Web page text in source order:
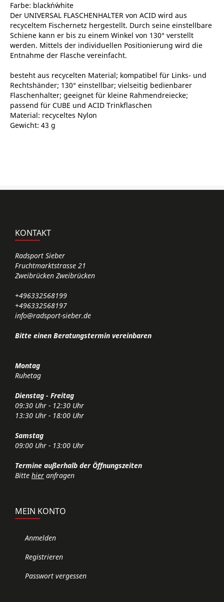
Farbe: black´n´white
Der UNIVERSAL FLASCHENHALTER von ACID wird aus
recyceltem Fischernetz hergestellt. Durch seine einstellbare
Schiene kann er bis zu einem Winkel von 130° verstellt
werden. Mittels der individuellen Positionierung wird die
Entnahme der Flasche vereinfacht.
besteht aus recycelten Material; kompatibel für Links- und
Rechtshänder; 130° einstellbar; vielseitig bedienbarer
Flaschenhalter; geeignet für kleine Rahmendreiecke;
passend für CUBE und ACID Trinkflaschen
Material: recyceltes Nylon
Gewicht: 43 g
KONTAKT
Radsport Sieber
Fruchtmarktstrasse 21
Zweibrücken Zweibrücken
+496332568199
+496332568197
info@radsport-sieber.de
Bitte einen Beratungstermin vereinbaren
Montag
Ruhetag
Dienstag - Freitag
09:30 Uhr - 12:30 Uhr
13:30 Uhr - 18:00 Uhr
Samstag
09:00 Uhr - 13:00 Uhr
Termine außerhalb der Öffnungszeiten
Bitte hier anfragen
MEIN KONTO
Anmelden
Registrieren
Passwort vergessen